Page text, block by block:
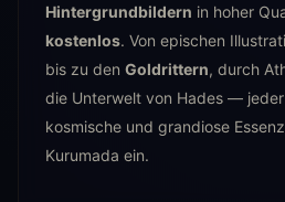
Hintergrundbildern in hoher
kostenlos. Von epischen
bis zu den Goldrittern, durch
die Unterwelt von Hades —
kosmische und grandiose
Kurumada ein.